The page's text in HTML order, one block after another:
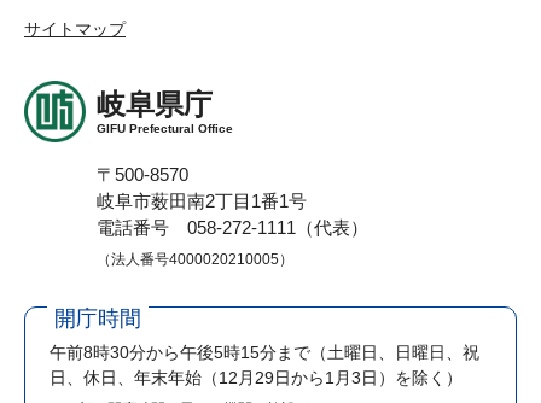
サイトマップ
岐阜県庁
GIFU Prefectural Office
〒500-8570
岐阜市薮田南2丁目1番1号
電話番号 058-272-1111（代表）
（法人番号4000020210005）
開庁時間
午前8時30分から午後5時15分まで （土曜日、日曜日、祝
日、休日、年末年始（12月29日から1月3日）を除く）